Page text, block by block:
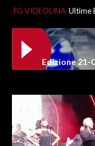
INSULARITÀ
ABBONATI
ANNUNCI
NECROLOGI
TG VIDEOLINA Ultime
Edizione 21-